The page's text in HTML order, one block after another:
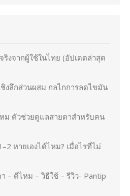
งจากผู้ใช้ในไทย (อัปเดตล่าสุด
ชิงลึกส่วนผสม กลไกการลดไขมัน
ม ตัวช่วยดูแลสายตาสำหรับคน
หายเองได้ไหม? เมื่อไรที่ไม่
– ดีไหม – วิธีใช้ – รีวิว- Pantip